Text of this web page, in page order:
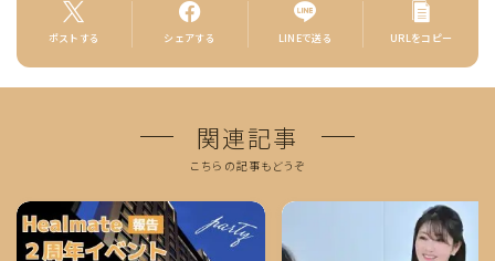
ポストする シェアする LINEで送る URLをコピー
関連記事
こちらの記事もどうぞ